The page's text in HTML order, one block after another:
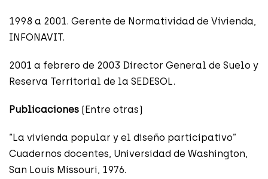
1998 a 2001. Gerente de Normatividad de Vivienda,
INFONAVIT.
2001 a febrero de 2003 Director General de Suelo y
Reserva Territorial de la SEDESOL.
Publicaciones (Entre otras)
“La vivienda popular y el diseño participativo”
Cuadernos docentes, Universidad de Washington,
San Louis Missouri, 1976.